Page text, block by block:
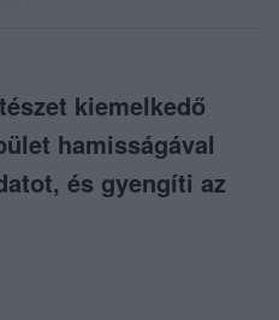
kiemelkedő
hamisságával
és gyengíti az